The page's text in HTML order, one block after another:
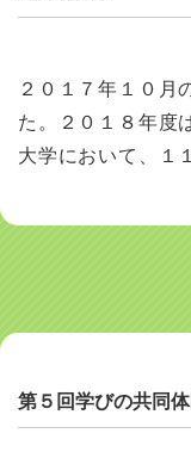
２０１７年１０月
た。２０１８年度
大学において、１
第５回学びの共同